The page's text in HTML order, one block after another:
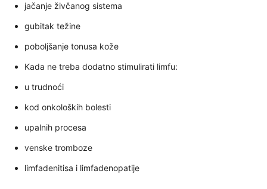
jačanje živčanog sistema
gubitak težine
poboljšanje tonusa kože
Kada ne treba dodatno stimulirati limfu:
u trudnoći
kod onkoloških bolesti
upalnih procesa
venske tromboze
limfadenitisa i limfadenopatije